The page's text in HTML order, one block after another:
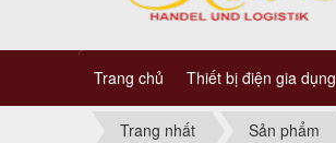
Trang chủ Thiết bị điện gia dụng
Trang nhất Sản phẩm